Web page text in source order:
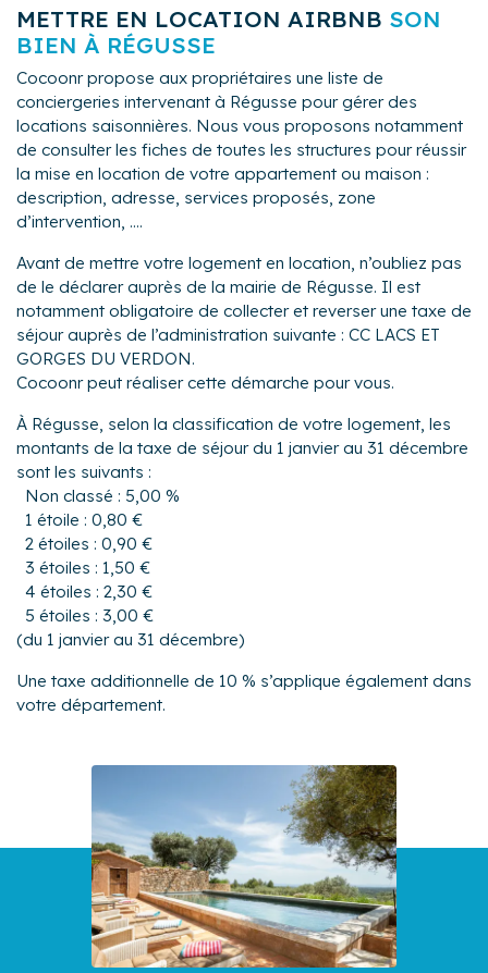
METTRE EN LOCATION AIRBNB SON
BIEN À RÉGUSSE
Cocoonr propose aux propriétaires une liste de
conciergeries intervenant à Régusse pour gérer des
locations saisonnières. Nous vous proposons notamment
de consulter les fiches de toutes les structures pour réussir
la mise en location de votre appartement ou maison :
description, adresse, services proposés, zone
d’intervention, ....
Avant de mettre votre logement en location, n’oubliez pas
de le déclarer auprès de la mairie de Régusse. Il est
notamment obligatoire de collecter et reverser une taxe de
séjour auprès de l’administration suivante : CC LACS ET
GORGES DU VERDON.
Cocoonr peut réaliser cette démarche pour vous.
À Régusse, selon la classification de votre logement, les
montants de la taxe de séjour du 1 janvier au 31 décembre
sont les suivants :
Non classé : 5,00 %
1 étoile : 0,80 €
2 étoiles : 0,90 €
3 étoiles : 1,50 €
4 étoiles : 2,30 €
5 étoiles : 3,00 €
(du 1 janvier au 31 décembre)
Une taxe additionnelle de 10 % s’applique également dans
votre département.